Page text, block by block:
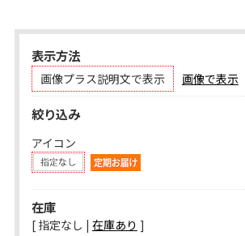
表示方法
画像プラス説明文で表示 画像で表示
絞り込み
アイコン
在庫
[ 指定なし | 在庫あり ]